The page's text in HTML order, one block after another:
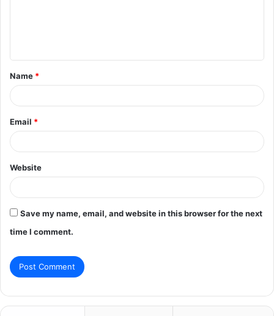
t
*
Name *
Email *
Website
Save my name, email, and website in this browser for the next
time I comment.